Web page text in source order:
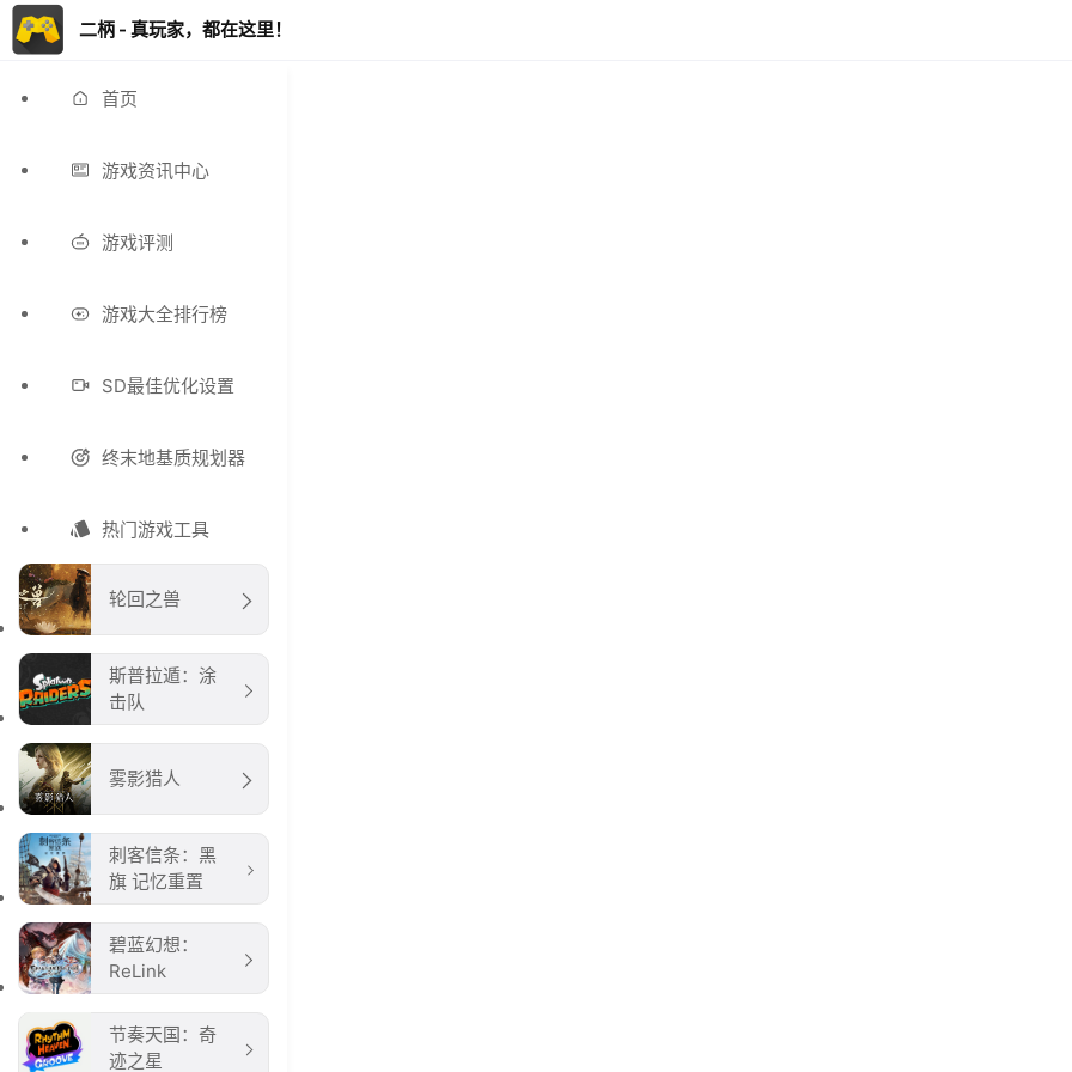
二柄 - 真玩家，都在这里！
首页
游戏资讯中心
游戏评测
游戏大全排行榜
SD最佳优化设置
终末地基质规划器
热门游戏工具
轮回之兽
斯普拉遁：涂
击队
雾影猎人
刺客信条：黑
旗 记忆重置
碧蓝幻想：
ReLink
节奏天国：奇
迹之星